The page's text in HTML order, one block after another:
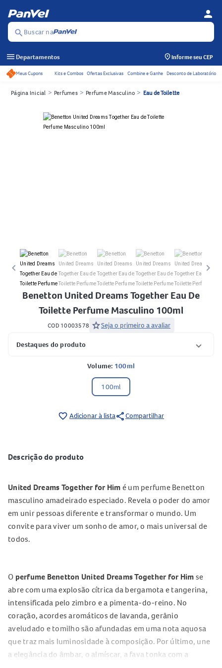
search Buscar na
person
menu Departamentos Informe seu CEP
Acessos rápidos do cabeçalho
Meus Cupons Kits e Combos Ofertas Exclusivas Combine e Ganhe Desconto de Laboratório
Página Inicial > Perfumes > Perfume Masculino > Eau de Toilette
keyboard_arrow_left keyboard_arrow_right
Benetton United Dreams Together Eau De
Toilette Perfume Masculino 100ml
COD 10003578 starSeja o primeiro a avaliar
Destaques do produto
Volume: 100ml
100ml
favorite_border Adicionar à listashareCompartilhar
Descrição do produto
United Dreams Together for Him é um perfume Benetton
masculino amadeirado especiado. Revela o poder do amor
em unir pessoas diferente e transformar o mundo. Um
convite para viver um sonho de amor, o mais universal de
todos.
O perfume Benetton United Dreams Together for Him se
abre com uma explosão cítrica da bergamota e tangerina,
intensificada pelo zimbro e a pimenta-do-reino. No
coração, acordes aromáticos de lavanda, gerânio
aveludado e tomilho são afundadas em uma nota aquosa
que traz mais luminosidade à composição. Por último, une
a elegância do âmbar, o almíscar, a fava tonka com a